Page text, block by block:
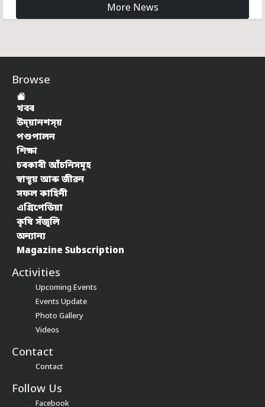
More News
Browse
খবৰ
উদ্য়ানশস্য়
পশুপালন
শিক্ষা
চৰকাৰী আঁচনিসমূহ
স্বাস্থ্য় আৰু জীৱন
সফল কাহিনী
এগ্ৰিপেডিয়া
কৃষি সঁজুলি
অন্যান্য
Magazine Subscription
Activities
Upcoming Events
Events Update
Photo Gallery
Videos
Contact
Contact
Follow Us
Facebook